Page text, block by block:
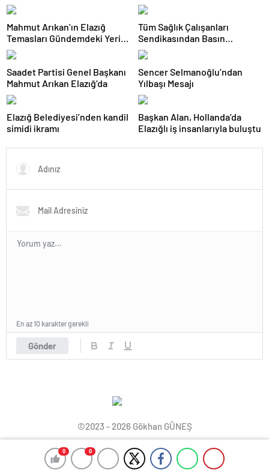
0 0
Mahmut Arıkan’ın Elazığ
Temasları Gündemdeki Yerini
Koruyor: Yeni Detaylar
Paylaşılmaya Devam Ediliyor
Tüm Sağlık Çalışanları
Sendikasından Basın
Açıklaması
Saadet Partisi Genel Başkanı
Mahmut Arıkan Elazığ’da
Sencer Selmanoğlu’ndan
Yılbaşı Mesajı
Elazığ Belediyesi’nden kandil
simidi ikramı
Başkan Alan, Hollanda’da
Elazığlı iş insanlarıyla buluştu
Gönder
En az 10 karakter gerekli
©2023 - 2026 Gökhan GÜNEŞ